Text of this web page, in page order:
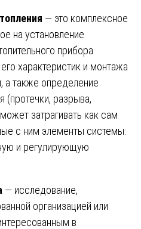
— это комплексное
на установление
прибора
характеристик и монтажа
также определение
(протечки, разрыва,
затрагивать как сам
с ним элементы системы:
и регулирующую
— исследование,
организацией или
в